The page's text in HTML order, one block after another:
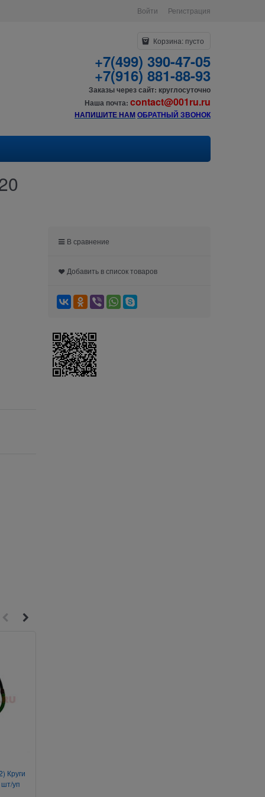
Войти Регистрация
Корзина: пусто
+7(499) 390-47-05
+7(916) 881-88-93
Заказы через сайт: круглосуточно
Наша почта: contact@001ru.ru
НАПИШИТЕ НАМОБРАТНЫЙ ЗВОНОК
Круги
уп
В сравнение
Добавить в список товаров